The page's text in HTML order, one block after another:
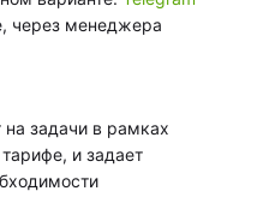
через менеджера
задачи в рамках
и задает